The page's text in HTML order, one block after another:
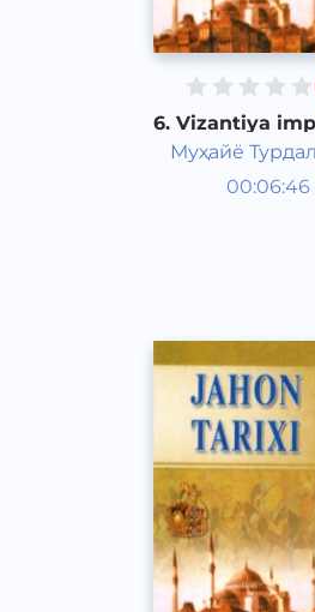
6. Vizantiya
Муҳайё
00:06:46
Jahon tarixi 7 sinf